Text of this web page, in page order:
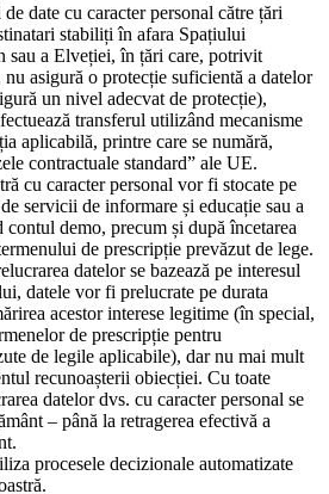
date cu caracter personal către țări
stabiliți în afara Spațiului
sau a Elveției, în țări care, potrivit
asigură o protecție suficientă a datelor
un nivel adecvat de protecție),
transferul utilizând mecanisme
aplicabilă, printre care se numără,
contractuale standard” ale UE.
cu caracter personal vor fi stocate pe
servicii de informare și educație sau a
demo, precum și după încetarea
de prescripție prevăzut de lege.
datelor se bazează pe interesul
datele vor fi prelucrate pe durata
acestor interese legitime (în special,
de prescripție pentru
de legile aplicabile), dar nu mai mult
recunoașterii obiecției. Cu toate
datelor dvs. cu caracter personal se
– până la retragerea efectivă a
procesele decizionale automatizate